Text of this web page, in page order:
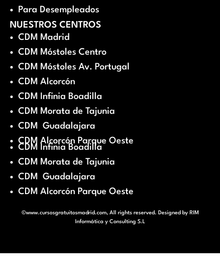
Para Desempleados
NUESTROS CENTROS
CDM Madrid
CDM Móstoles Centro
CDM Móstoles Av. Portugal
CDM Alcorcón
CDM Infinia Boadilla
CDM Morata de Tajunia
CDM Guadalajara
CDM Alcorcón Parque Oeste
CDM Infinia Boadilla
CDM Morata de Tajunia
CDM Guadalajara
CDM Alcorcón Parque Oeste
©www.cursosgratuitosmadrid.com, All rights reserved. Designed by RIM
Informática y Consulting S.L